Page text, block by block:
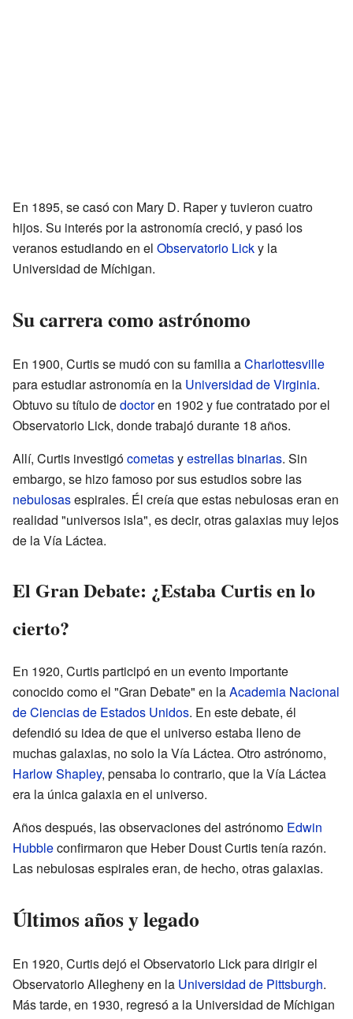
En 1895, se casó con Mary D. Raper y tuvieron cuatro
hijos. Su interés por la astronomía creció, y pasó los
veranos estudiando en el Observatorio Licky la
Universidad de Míchigan.
Su carrera como astrónomo
En 1900, Curtis se mudó con su familia aCharlottesville
para estudiar astronomía en la Universidad de Virginia.
Obtuvo su título dedoctoren 1902 y fue contratado por el
Observatorio Lick, donde trabajó durante 18 años.
Allí, Curtis investigócometasyestrellas binarias. Sin
embargo, se hizo famoso por sus estudios sobre las
nebulosasespirales. Él creía que estas nebulosas eran en
realidad "universos isla", es decir, otras galaxias muy lejos
de la Vía Láctea.
El Gran Debate: ¿Estaba Curtis en lo
cierto?
En 1920, Curtis participó en un evento importante
conocido como el "Gran Debate" en laAcademia Nacional
de Ciencias de Estados Unidos. En este debate, él
defendió su idea de que el universo estaba lleno de
muchas galaxias, no solo la Vía Láctea. Otro astrónomo,
Harlow Shapley, pensaba lo contrario, que la Vía Láctea
era la única galaxia en el universo.
Años después, las observaciones del astrónomo Edwin
Hubbleconfirmaron que Heber Doust Curtis tenía razón.
Las nebulosas espirales eran, de hecho, otras galaxias.
Últimos años y legado
En 1920, Curtis dejó el Observatorio Lick para dirigir el
Observatorio Allegheny en la Universidad de Pittsburgh.
Más tarde, en 1930, regresó a la Universidad de Míchigan